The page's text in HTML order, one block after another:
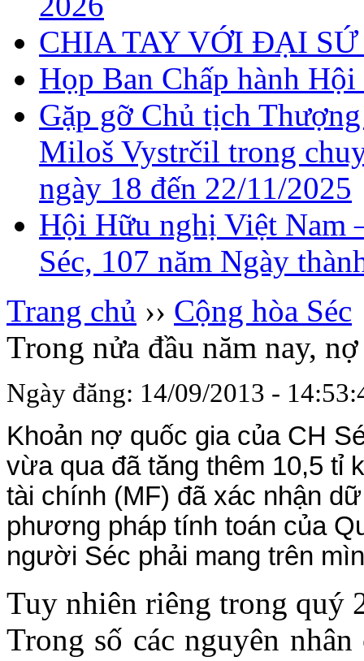
CHIA TAY VỚI ĐẠI
Họp Ban Chấp hành
Gặp gỡ Chủ tịch
Miloš Vystrčil trong
ngày 18 đến 22/11/2025
Hội Hữu nghị Việt Nam
Séc, 107 năm Ngày
Trang chủ ›› Cộng hòa Séc
Trong nửa đầu năm nay,
Ngày đăng: 14/09/2013 -
Khoản nợ quốc gia của CH
vừa qua đã tăng thêm 10,5 tỉ
tài chính (MF) đã xác nhận
phương pháp tính toán của
người Séc phải mang trên
Tuy nhiên riêng trong quý
Trong số các nguyên